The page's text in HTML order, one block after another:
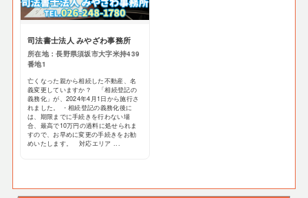
司法書士法人 みやざわ事務所
所在地：長野県須坂市大字米持439
番地1
亡くなった親から相続した不動産、名
義変更していますか？ 「相続登記の
義務化」が、2024年4月1日から施行さ
れました。 ・相続登記の義務化後に
は、期限までに手続きを行わない場
合、最高で10万円の過料に処せられま
すので、お早めに変更の手続きをお勧
めいたします。 対応エリア ...